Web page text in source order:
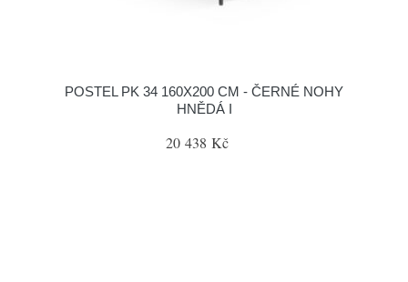
POSTEL PK 34 160X200 CM - ČERNÉ NOHY
HNĚDÁ I
20 438 Kč